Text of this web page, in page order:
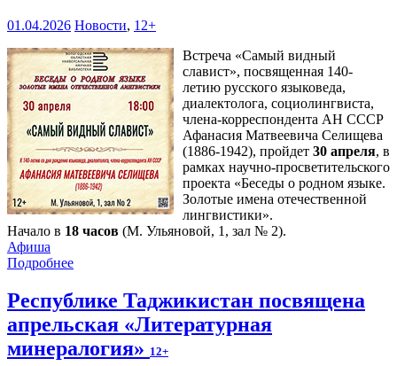
01.04.2026 Новости, 12+
Встреча «Самый видный
славист», посвященная 140-
летию русского языковеда,
диалектолога, социолингвиста,
члена-корреспондента АН СССР
Афанасия Матвеевича Селищева
(1886-1942), пройдет 30 апреля, в
рамках научно-просветительского
проекта «Беседы о родном языке.
Золотые имена отечественной
лингвистики».
Начало в 18 часов (М. Ульяновой, 1, зал № 2).
Афиша
Подробнее
Республике Таджикистан посвящена
апрельская «Литературная
минералогия» 12+